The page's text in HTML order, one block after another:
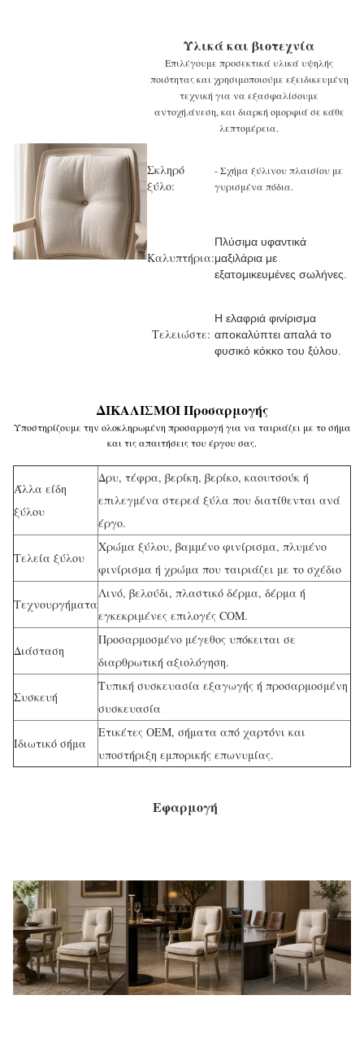
Υλικά και βιοτεχνία
Επιλέγουμε προσεκτικά υλικά υψηλής
ποιότητας και χρησιμοποιούμε εξειδικευμένη
τεχνική για να εξασφαλίσουμε
αντοχή.άνεση, και διαρκή ομορφιά σε κάθε
λεπτομέρεια.
Σκληρό
ξύλο:
- Σχήμα ξύλινου πλαισίου με
γυρισμένα πόδια.
Καλυπτήρια:
Πλύσιμα υφαντικά
μαξιλάρια με
εξατομικευμένες σωλήνες.
Τελειώστε:
Η ελαφριά φινίρισμα
αποκαλύπτει απαλά το
φυσικό κόκκο του ξύλου.
ΔΙΚΑΛΙΣΜΟΙ Προσαρμογής
Υποστηρίζουμε την ολοκληρωμένη προσαρμογή για να ταιριάζει με το σήμα
και τις απαιτήσεις του έργου σας.
Άλλα είδη
ξύλου
Δρυ, τέφρα, βερίκη, βερίκο, καουτσούκ ή
επιλεγμένα στερεά ξύλα που διατίθενται ανά
έργο.
Τελεία ξύλου
Χρώμα ξύλου, βαμμένο φινίρισμα, πλυμένο
φινίρισμα ή χρώμα που ταιριάζει με το σχέδιο
Τεχνουργήματα
Λινό, βελούδι, πλαστικό δέρμα, δέρμα ή
εγκεκριμένες επιλογές COM.
Διάσταση
Προσαρμοσμένο μέγεθος υπόκειται σε
διαρθρωτική αξιολόγηση.
Συσκευή
Τυπική συσκευασία εξαγωγής ή προσαρμοσμένη
συσκευασία
Ιδιωτικό σήμα
Ετικέτες OEM, σήματα από χαρτόνι και
υποστήριξη εμπορικής επωνυμίας.
Εφαρμογή